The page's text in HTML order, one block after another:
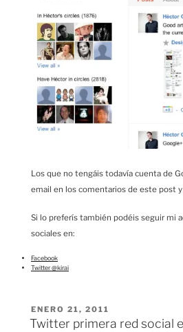
Los que no tengáis todavía cuenta de
email en los comentarios de este post
Si lo preferís también podéis seguir mi
sociales en:
Facebook
Twitter @kirai
PUBLICADO
EL
ENERO 21, 2011
Twitter primera red social